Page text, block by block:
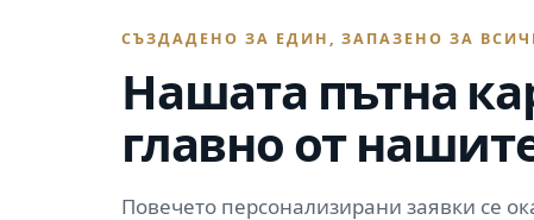
СЪЗДАДЕНО ЗА ЕДИН, ЗАПАЗЕНО ЗА
Нашата пътна
главно от
Повечето персонализирани заявки се